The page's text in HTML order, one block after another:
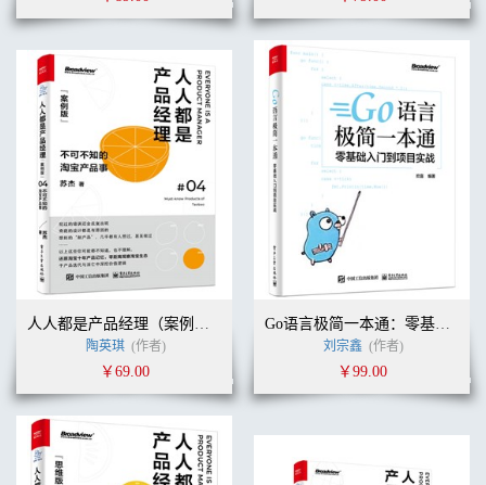
人人都是产品经理（案例版）：淘宝十年产品事
陶英琪 (作者)
￥69.00
Go语言极简一本通：零基础入门到项目实战
刘宗鑫 (作者)
￥99.00